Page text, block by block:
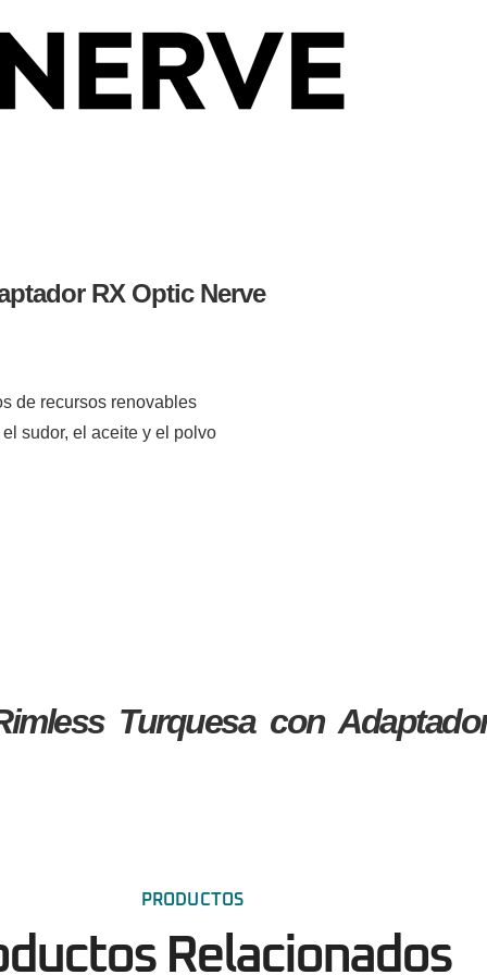
RX Optic Nerve
de recursos renovables
sudor, el aceite y el polvo
Turquesa con
PRODUCTOS
Relacionados